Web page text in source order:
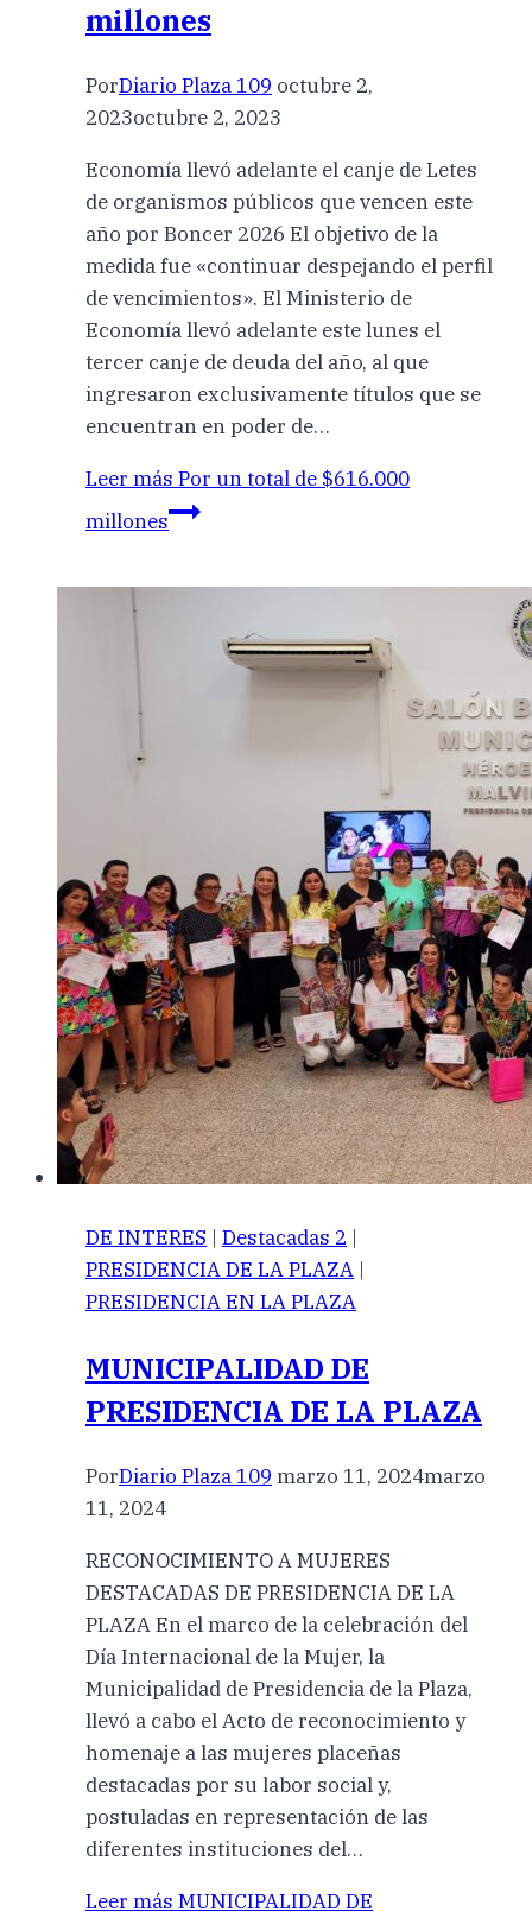
millones
PorDiario Plaza 109 octubre 2,
2023octubre 2, 2023
Economía llevó adelante el canje de Letes
de organismos públicos que vencen este
año por Boncer 2026 El objetivo de la
medida fue «continuar despejando el perfil
de vencimientos». El Ministerio de
Economía llevó adelante este lunes el
tercer canje de deuda del año, al que
ingresaron exclusivamente títulos que se
encuentran en poder de…
Leer más Por un total de $616.000
millones
DE INTERES | Destacadas 2 |
PRESIDENCIA DE LA PLAZA |
PRESIDENCIA EN LA PLAZA
MUNICIPALIDAD DE
PRESIDENCIA DE LA PLAZA
PorDiario Plaza 109 marzo 11, 2024marzo
11, 2024
RECONOCIMIENTO A MUJERES
DESTACADAS DE PRESIDENCIA DE LA
PLAZA En el marco de la celebración del
Día Internacional de la Mujer, la
Municipalidad de Presidencia de la Plaza,
llevó a cabo el Acto de reconocimiento y
homenaje a las mujeres placeñas
destacadas por su labor social y,
postuladas en representación de las
diferentes instituciones del…
Leer más MUNICIPALIDAD DE